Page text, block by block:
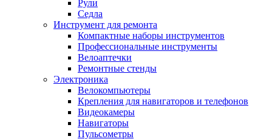
Рули
Седла
Инструмент для ремонта
Компактные наборы инструментов
Профессиональные инструменты
Велоаптечки
Ремонтные стенды
Электроника
Велокомпьютеры
Крепления для навигаторов и телефонов
Видеокамеры
Навигаторы
Пульсометры